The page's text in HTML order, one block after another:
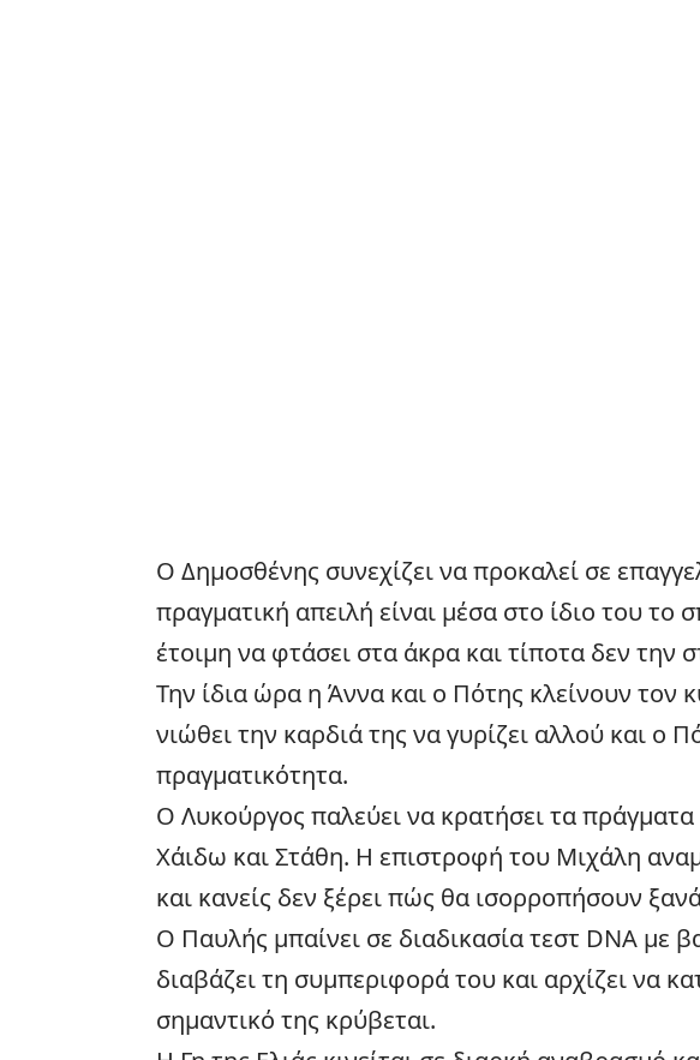
Ο Δημοσθένης συνεχίζει να προκαλεί σε
πραγματική απειλή είναι μέσα στο ίδιο του το
έτοιμη να φτάσει στα άκρα και τίποτα δεν την
Την ίδια ώρα η Άννα και ο Πότης κλείνουν τον
νιώθει την καρδιά της να γυρίζει αλλού και ο
πραγματικότητα.
Ο Λυκούργος παλεύει να κρατήσει τα
Χάιδω και Στάθη. Η επιστροφή του Μιχάλη
και κανείς δεν ξέρει πώς θα ισορροπήσουν
Ο Παυλής μπαίνει σε διαδικασία τεστ DNA με
διαβάζει τη συμπεριφορά του και αρχίζει να
σημαντικό της κρύβεται.